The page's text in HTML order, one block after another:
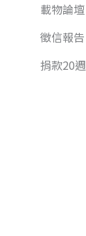
載物論壇
徵信報告
捐款20